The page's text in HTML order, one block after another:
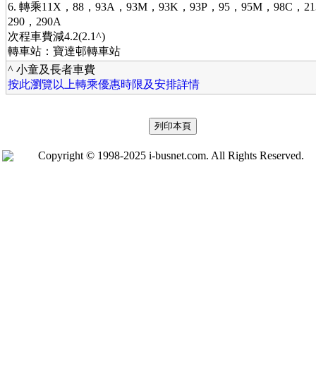
6. 轉乘11X，88，93A，93M，93K，93P，95，95M，98C，
290，290A
次程車費減4.2(2.1^)
轉車站：寶達邨轉車站
^ 小童及長者車費
按此瀏覽以上轉乘優惠時限及安排詳情
Copyright © 1998-2025 i-busnet.com. All Rights Reserved.